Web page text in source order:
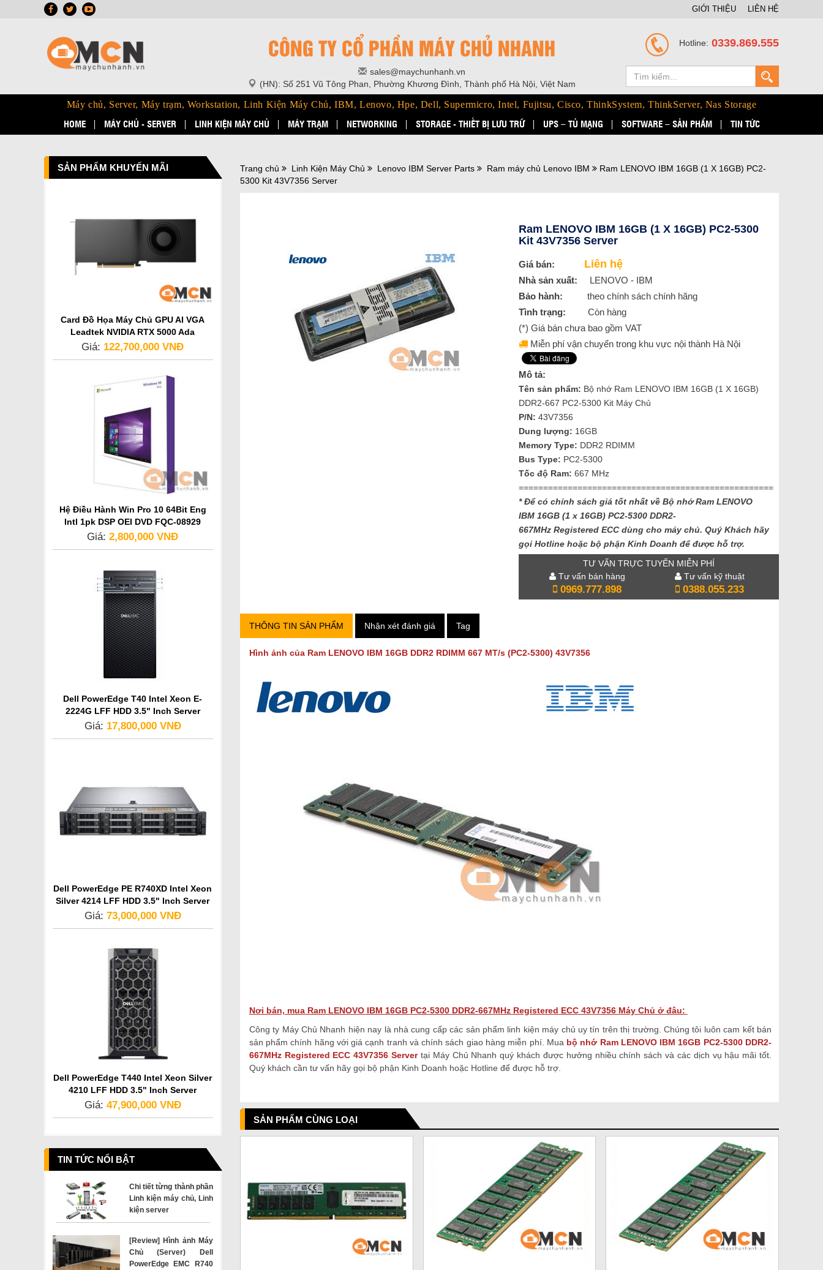
GIỚI THIỆU LIÊN HỆ
CÔNG TY CỔ PHẦN MÁY CHỦ NHANH
sales@maychunhanh.vn
(HN): Số 251 Vũ Tông Phan, Phường Khương Đình, Thành phố Hà Nội, Việt Nam
Hotline: 0339.869.555
Máy chủ, Server, Máy trạm, Workstation, Linh Kiện Máy Chủ, IBM, Lenovo, Hpe, Dell, Supermicro, Intel, Fujitsu, Cisco, ThinkSystem, ThinkServer, Nas Storage
HOME MÁY CHỦ - SERVER LINH KIỆN MÁY CHỦ MÁY TRẠM NETWORKING STORAGE - THIẾT BỊ LƯU TRỮ UPS – TỦ MẠNG SOFTWARE – SẢN PHẨM TIN TỨC
SẢN PHẨM KHUYẾN MÃI
Card Đồ Họa Máy Chủ GPU AI VGA
Leadtek NVIDIA RTX 5000 Ada
Generation
Giá: 122,700,000 VNĐ
Hệ Điều Hành Win Pro 10 64Bit Eng
Intl 1pk DSP OEI DVD FQC-08929
Giá:2,800,000 VNĐ
Dell PowerEdge T40 Intel Xeon E-
2224G LFF HDD 3.5" Inch Server
Giá: 17,800,000 VNĐ
Dell PowerEdge PE R740XD Intel Xeon
Silver 4214 LFF HDD 3.5" Inch Server
Giá: 73,000,000 VNĐ
Dell PowerEdge T440 Intel Xeon Silver
4210 LFF HDD 3.5" Inch Server
Giá: 47,900,000 VNĐ
TIN TỨC NỔI BẬT
Chi tiết từng thành phần
Linh kiện máy chủ, Linh
kiện server
[Review] Hình ảnh Máy
Chủ (Server) Dell
PowerEdge EMC R740
Trang chủ Linh Kiện Máy Chủ Lenovo IBM Server Parts Ram máy chủ Lenovo IBM
Ram LENOVO IBM 16GB (1 X 16GB) PC2-
5300 Kit 43V7356 Server
Ram LENOVO IBM 16GB (1 X 16GB) PC2-5300
Kit 43V7356 Server
Giá bán: Liên hệ
Nhà sản xuất: LENOVO - IBM
Bảo hành: theo chính sách chính hãng
Tình trạng: Còn hàng
(*) Giá bán chưa bao gồm VAT
Miễn phí vận chuyển trong khu vực nội thành Hà Nội
Mô tả:
Tên sản phẩm: Bộ nhớ Ram LENOVO IBM 16GB (1 X 16GB)
DDR2-667 PC2-5300 Kit Máy Chủ
P/N: 43V7356
Dung lượng: 16GB
Memory Type​: DDR2 RDIMM
Bus Type: PC2-5300
Tốc độ Ram: 667 MHz
====================================================
* Để có chính sách giá tốt nhất về Bộ nhớ Ram LENOVO
IBM 16GB (1 x 16GB) PC2-5300 DDR2-
667MHz RegisteredECC dùng cho máy chủ. Quý Khách hãy
gọi Hotline hoặc bộ phận Kinh Doanh để được hỗ trợ.
TƯ VẤN TRỰC TUYẾN MIỄN PHÍ
Tư vấn bán hàng
0969.777.898
Tư vấn kỹ thuật
0388.055.233
THÔNG TIN SẢN PHẨM Nhận xét đánh giá Tag
Hình ảnh của Ram LENOVO IBM 16GB DDR2 RDIMM 667 MT/s (PC2-5300) 43V7356
Nơi bán, mua Ram LENOVO IBM 16GB PC2-5300 DDR2-667MHz Registered ECC 43V7356 Máy Chủ ở đâu:
Công ty Máy Chủ Nhanh hiện nay là nhà cung cấp các sản phẩm linh kiện máy chủ uy tín trên thị trường. Chúng tôi luôn cam kết bán
sản phẩm chính hãng với giá cạnh tranh và chính sách giao hàng miễn phí. Mua bộ nhớ Ram LENOVO IBM 16GB PC2-5300 DDR2-
667MHz Registered ECC 43V7356 Server tại Máy Chủ Nhanh quý khách được hưởng nhiều chính sách và các dịch vụ hậu mãi tốt.
Quý khách cần tư vấn hãy gọi bộ phận Kinh Doanh hoặc Hotline để được hỗ trợ.
SẢN PHẨM CÙNG LOẠI